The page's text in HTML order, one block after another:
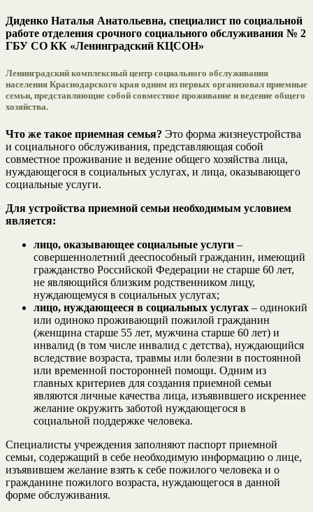
Диденко Наталья Анатольевна, специалист по социальной
работе отделения срочного социального обслуживания № 2
ГБУ СО КК «Ленинградский КЦСОН»
Ленинградский комплексный центр социального обслуживания
населения Краснодарского края одним из первых организовал приемные
семьи, представляющие собой совместное проживание и ведение общего
хозяйства.
Что же такое приемная семья? Это форма жизнеустройства
и социального обслуживания, представляющая собой
совместное проживание и ведение общего хозяйства лица,
нуждающегося в социальных услугах, и лица, оказывающего
социальные услуги.
Для устройства приемной семьи необходимым условием
является:
лицо, оказывающее социальные услуги –
совершеннолетний дееспособный гражданин, имеющий
гражданство Российской Федерации не старше 60 лет,
не являющийся близким родственником лицу,
нуждающемуся в социальных услугах;
лицо, нуждающееся в социальных услугах – одинокий
или одиноко проживающий пожилой гражданин
(женщина старше 55 лет, мужчина старше 60 лет) и
инвалид (в том числе инвалид с детства), нуждающийся
вследствие возраста, травмы или болезни в постоянной
или временной посторонней помощи. Одним из
главных критериев для создания приемной семьи
являются личные качества лица, изъявившего искреннее
желание окружить заботой нуждающегося в
социальной поддержке человека.
Специалисты учреждения заполняют паспорт приемной
семьи, содержащий в себе необходимую информацию о лице,
изъявившем желание взять к себе пожилого человека и о
гражданине пожилого возраста, нуждающегося в данной
форме обслуживания.